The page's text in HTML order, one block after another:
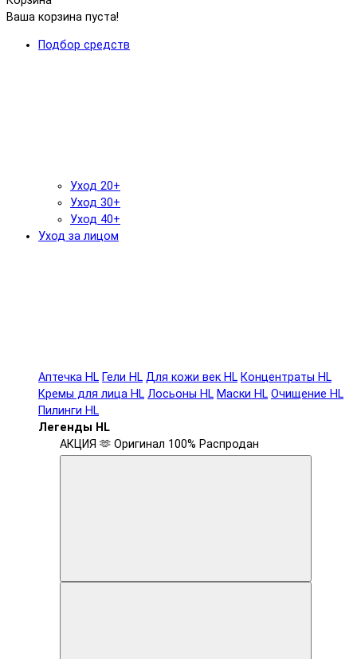
Ваша корзина пуста!
Подбор средств
Уход 20+
Уход 30+
Уход 40+
Уход за лицом
Аптечка HL Гели HL Для кожи век HL Концентраты HL
Кремы для лица HL Лосьоны HL Маски HL Очищение HL
Пилинги HL
Легенды HL
АКЦИЯ 🫶 Оригинал 100% Распродан